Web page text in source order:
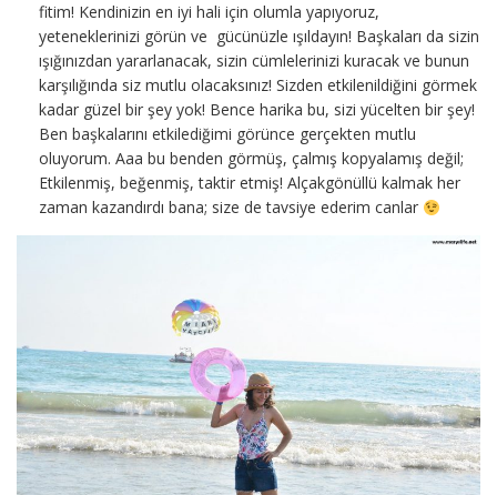
fitim! Kendinizin en iyi hali için olumla yapıyoruz,
yeteneklerinizi görün ve gücünüzle ışıldayın! Başkaları da sizin
ışığınızdan yararlanacak, sizin cümlelerinizi kuracak ve bunun
karşılığında siz mutlu olacaksınız! Sizden etkilenildiğini görmek
kadar güzel bir şey yok! Bence harika bu, sizi yücelten bir şey!
Ben başkalarını etkilediğimi görünce gerçekten mutlu
oluyorum. Aaa bu benden görmüş, çalmış kopyalamış değil;
Etkilenmiş, beğenmiş, taktir etmiş! Alçakgönüllü kalmak her
zaman kazandırdı bana; size de tavsiye ederim canlar